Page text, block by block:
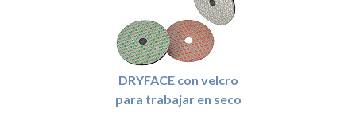
DRYFACE con velcro
para trabajar en seco